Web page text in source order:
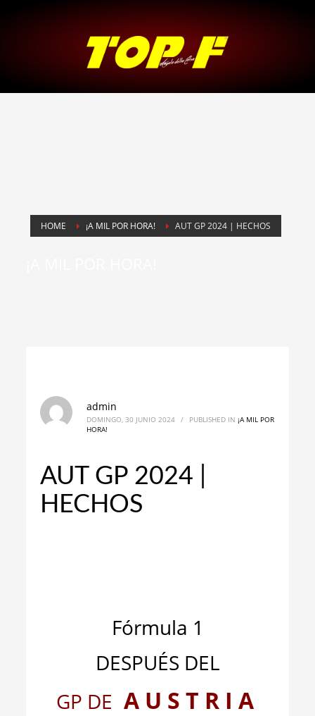
HOME ¡A MIL POR HORA! AUT GP 2024 | HECHOS
admin
DOMINGO, 30 JUNIO 2024 / PUBLISHED IN¡A MIL POR
HORA!
AUT GP 2024 |
HECHOS
Fórmula 1
DESPUÉS DEL
GP DE A U S T R I A